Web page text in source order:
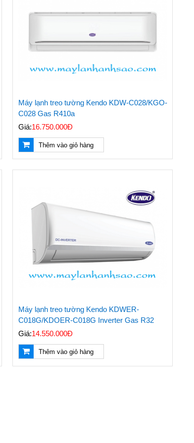
Máy lạnh treo tường Kendo KDW-C028/KGO-
C028 Gas R410a
Giá:16.750.000Đ
Thêm vào giỏ hàng
Máy lạnh treo tường Kendo KDWER-
C018G/KDOER-C018G Inverter Gas R32
Giá:14.550.000Đ
Thêm vào giỏ hàng